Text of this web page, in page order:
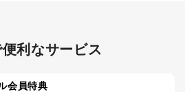
利なサービス
会員特典